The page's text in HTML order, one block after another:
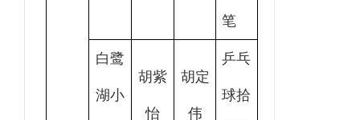
笔
白鹭
湖小
胡紫
怡
胡定
伟
乒乓
球拾